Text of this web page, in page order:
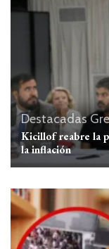
Destacadas
Kicillof reabre la
la inflación